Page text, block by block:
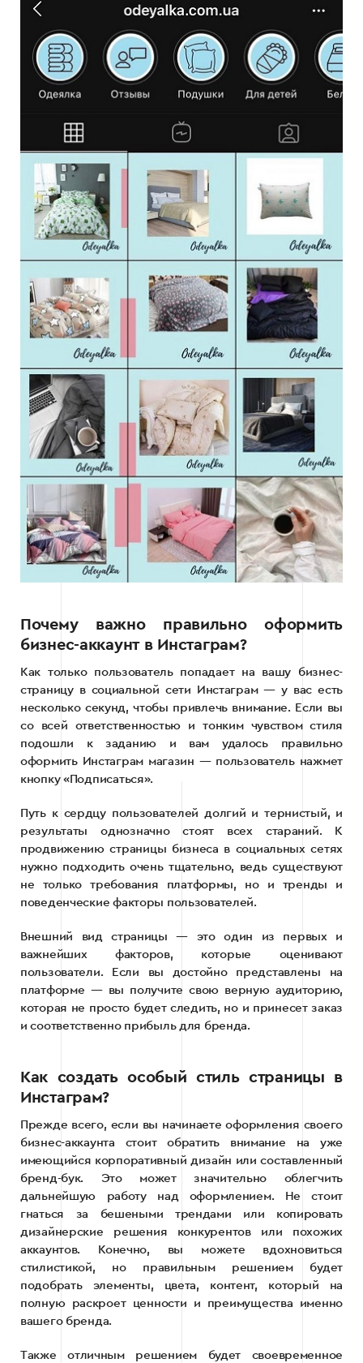
Почему важно правильно оформить
бизнес-аккаунт в Инстаграм?
Как только пользователь попадает на вашу бизнес-
страницу в социальной сети Инстаграм — у вас есть
несколько секунд, чтобы привлечь внимание. Если вы
со всей ответственностью и тонким чувством стиля
подошли к заданию и вам удалось правильно
оформить Инстаграм магазин — пользователь нажмет
кнопку «Подписаться».
Путь к сердцу пользователей долгий и тернистый, и
результаты однозначно стоят всех стараний. К
продвижению страницы бизнеса в социальных сетях
нужно подходить очень тщательно, ведь существуют
не только требования платформы, но и тренды и
поведенческие факторы пользователей.
Внешний вид страницы — это один из первых и
важнейших факторов, которые оценивают
пользователи. Если вы достойно представлены на
платформе — вы получите свою верную аудиторию,
которая не просто будет следить, но и принесет заказ
и соответственно прибыль для бренда.
Как создать особый стиль страницы в
Инстаграм?
Прежде всего, если вы начинаете оформления своего
бизнес-аккаунта стоит обратить внимание на уже
имеющийся корпоративный дизайн или составленный
бренд-бук. Это может значительно облегчить
дальнейшую работу над оформлением. Не стоит
гнаться за бешеными трендами или копировать
дизайнерские решения конкурентов или похожих
аккаунтов. Конечно, вы можете вдохновиться
стилистикой, но правильным решением будет
подобрать элементы, цвета, контент, который на
полную раскроет ценности и преимущества именно
вашего бренда.
Также отличным решением будет своевременное